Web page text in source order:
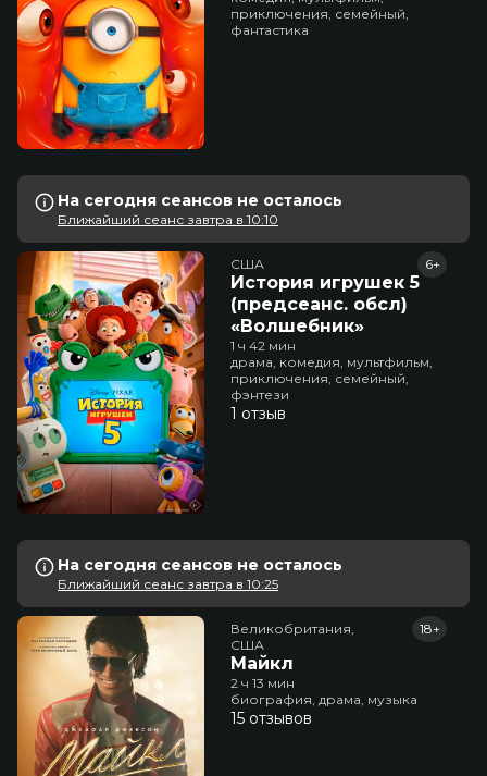
приключения, семейный,
фантастика
На сегодня сеансов не осталось
Ближайший сеанс завтра в 10:10
США
История игрушек 5
(предсеанс. обсл)
«Волшебник»
6+
1 ч 42 мин
драма, комедия, мультфильм,
приключения, семейный,
фэнтези
1 отзыв
На сегодня сеансов не осталось
Ближайший сеанс завтра в 10:25
Великобритания,
США
Майкл
18+
2 ч 13 мин
биография, драма, музыка
15 отзывов